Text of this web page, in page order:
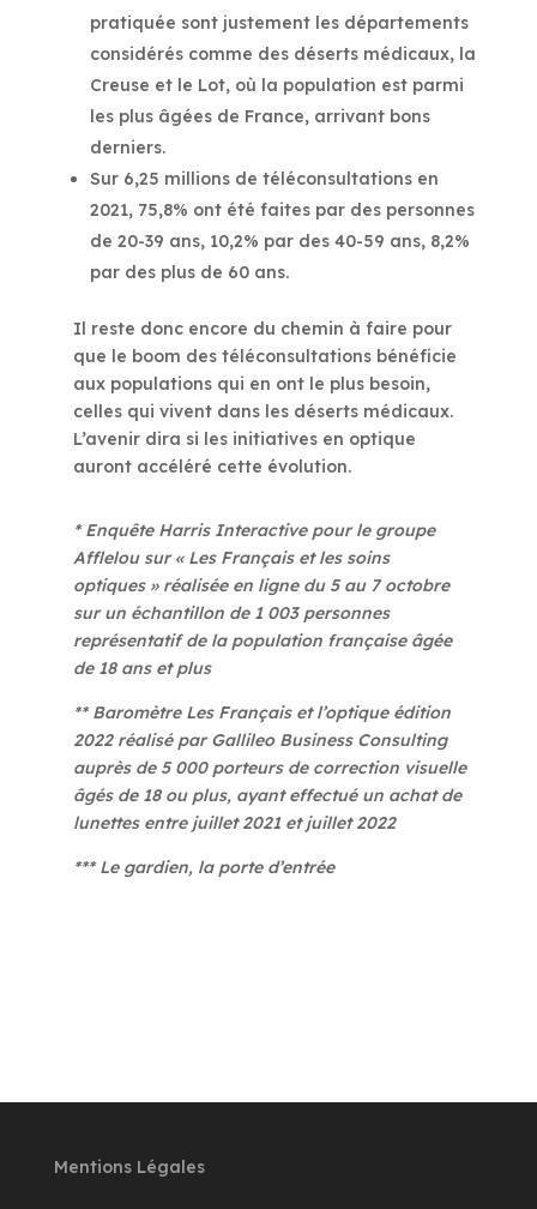
pratiquée sont justement les départements
considérés comme des déserts médicaux, la
Creuse et le Lot, où la population est parmi
les plus âgées de France, arrivant bons
derniers.
Sur 6,25 millions de téléconsultations en
2021, 75,8% ont été faites par des personnes
de 20-39 ans, 10,2% par des 40-59 ans, 8,2%
par des plus de 60 ans.
Il reste donc encore du chemin à faire pour
que le boom des téléconsultations bénéficie
aux populations qui en ont le plus besoin,
celles qui vivent dans les déserts médicaux.
L’avenir dira si les initiatives en optique
auront accéléré cette évolution.
* Enquête Harris Interactive pour le groupe
Afflelou sur « Les Français et les soins
optiques » réalisée en ligne du 5 au 7 octobre
sur un échantillon de 1 003 personnes
représentatif de la population française âgée
de 18 ans et plus
** Baromètre Les Français et l’optique édition
2022 réalisé par Gallileo Business Consulting
auprès de 5 000 porteurs de correction visuelle
âgés de 18 ou plus, ayant effectué un achat de
lunettes entre juillet 2021 et juillet 2022
*** Le gardien, la porte d’entrée
Mentions Légales